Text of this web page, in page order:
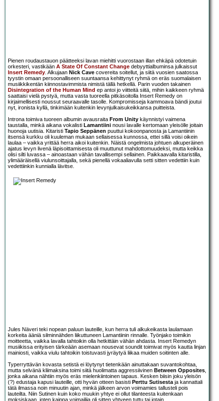
Pienen roudaustauon päätteeksi lavan miehitti vuorostaan illan ehkäpä odotetuin
orkesteri, vastikään A State Of Constant Change debyyttialbuminsa julkaissut
Insert Remedy. Alkujaan Nick Cave covereita soitellut, ja siitä vuosien saatossa
tyystin omaan persoonalliseen suuntaansa kehittynyt ryhmä on eräs suomalaisen
musiikkikentän kiinnostavimmista nimistä tällä hetkellä. Parin vuoden takainen
Disintegration of the Human Mind ep antoi jo viitteitä siitä, mihin kaikkeen ryhmä
saattaisi vielä pystyä, mutta vasta tuoreella pitkäsoitolla Insert Remedy on
kirjaimellisesti noussut seuraavalle tasolle. Kompromisseja kammoava bändi joutui
nyt, ironista kyllä, tinkimään kuitenkin levynjulkaisukeikkansa puitteista.
Introna toimiva tuoreen albumin avausraita From Unity käynnistyi vaimena
taustalla, minkä aikana vokalisti Lamantiini nousi lavalle kertomaan yleisölle joitain
huonoja uutisia. Kitaristi Tapio Seppänen puuttui kokoonpanosta ja Lamantiinin
itsensä kurkku oli kuuleman mukaan sellaisessa kunnossa, ettei sillä voisi oikein
laulaa – vaikka yrittää herra aikoi kuitenkin. Näistä ongelmista johtuen alkuperäinen
ajatus levyn livenä läpisoittamisesta oli muuttunut mahdottomuudeksi, mutta keikka
olisi silti luvassa – ainoastaan vähän tavallisempi sellainen. Paikkaavalla kitaristilla,
ylimääräisellä viulunsoittajalla, sekä pienellä vokaaliavulla setti sitten vedettiin kuin
vedettiinkin kunnialla lävitse.
Jules Näveri teki nopean paluun lauteille, kun herra tuli alkukeikasta laulamaan
korkeita ääniä silminnähden liikuttuneen Lamantiinin rinnalle. Työnjako toimikin
moitteetta, vaikka lavalla tahtoikin olla hetkittäin vähän ahdasta. Insert Remedyn
musiikissa erityisen tärkeään asemaan nousevat soundit toimivat myös kautta linjan
mainiosti, vaikka viulu tahtoikin toistuvasti jyräytyä liikaa muiden soitinten alle.
Typerryttävän kovasta setistä ei löytynyt tietenkään ainuttakaan suvantokohtaa,
mutta selvänä kliimaksina toimi siitä huolimatta aggressiivinen Between Opposites,
jonka aikana nähtiin myös eräs mielenkiintoinen tapaus. Kesken biisin joku yleisön
(?) edustaja kapusi lauteille, otti hyvän otteen basisti Perttu Sutisestaja kannattali
tätä ilmassa noin minuutin ajan, minkä jälkeen arvon voimamies tallusteli pois
lauteilta. Niin Sutinen kuin koko muukin yhtye ei ollut tilanteesta kuitenkaan
moksiskaan, joten kaippa voimailija oli sitten yhtyeen tuttu tai jotain...